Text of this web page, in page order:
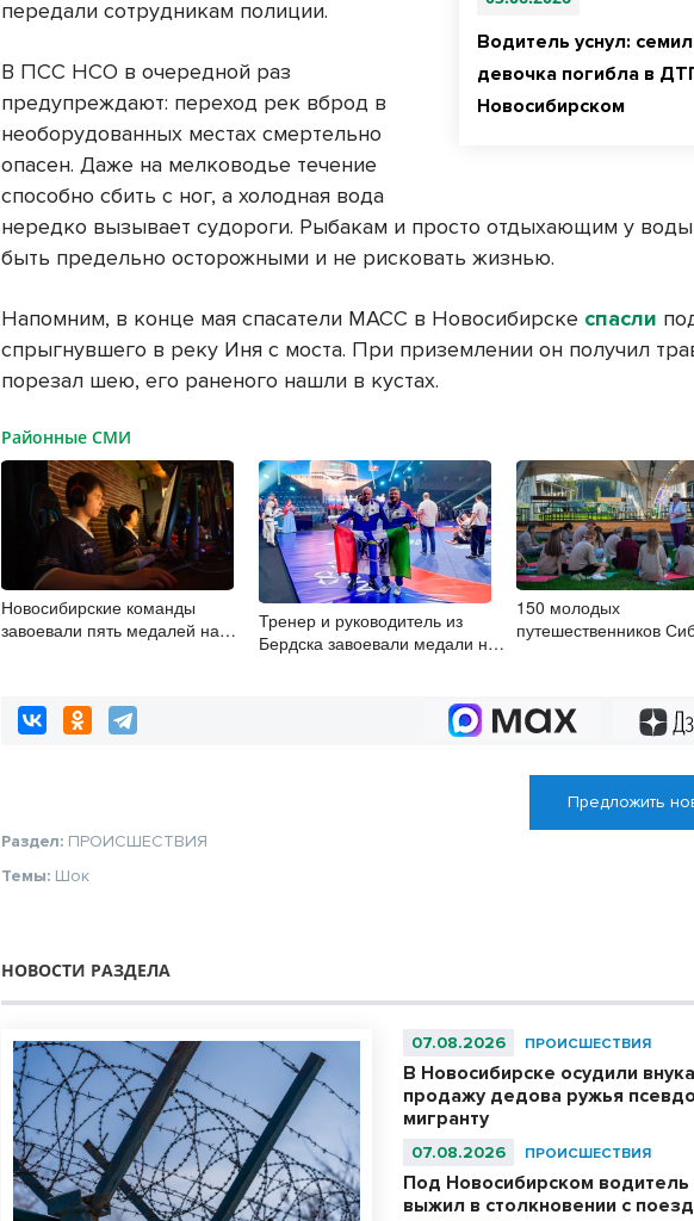
Водитель уснул:
девочка погибла в
Новосибирском
передали сотрудникам полиции.
В ПСС НСО в очередной раз
предупреждают: переход рек вброд в
необорудованных местах смертельно
опасен. Даже на мелководье течение
способно сбить с ног, а холодная вода
нередко вызывает судороги. Рыбакам и просто отдыхающим у воды
быть предельно осторожными и не рисковать жизнью.
Напомним, в конце мая спасатели МАСС в Новосибирске спасли
спрыгнувшего в реку Иня с моста. При приземлении он получил
порезал шею, его раненого нашли в кустах.
Районные СМИ
Новосибирские команды
завоевали пять медалей на
Тренер и руководитель из
Бердска завоевали медали на
150 молодых
путешественников
Предложить
Раздел: ПРОИСШЕСТВИЯ
Темы: Шок
НОВОСТИ РАЗДЕЛА
07.08.2026 ПРОИСШЕСТВИЯ
В Новосибирске осудили
продажу дедова ружья
мигранту
07.08.2026 ПРОИСШЕСТВИЯ
Под Новосибирском водитель
выжил в столкновении с